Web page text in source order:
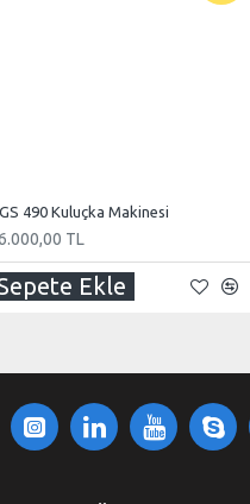
490 Kuluçka Makinesi
TL
Ekle